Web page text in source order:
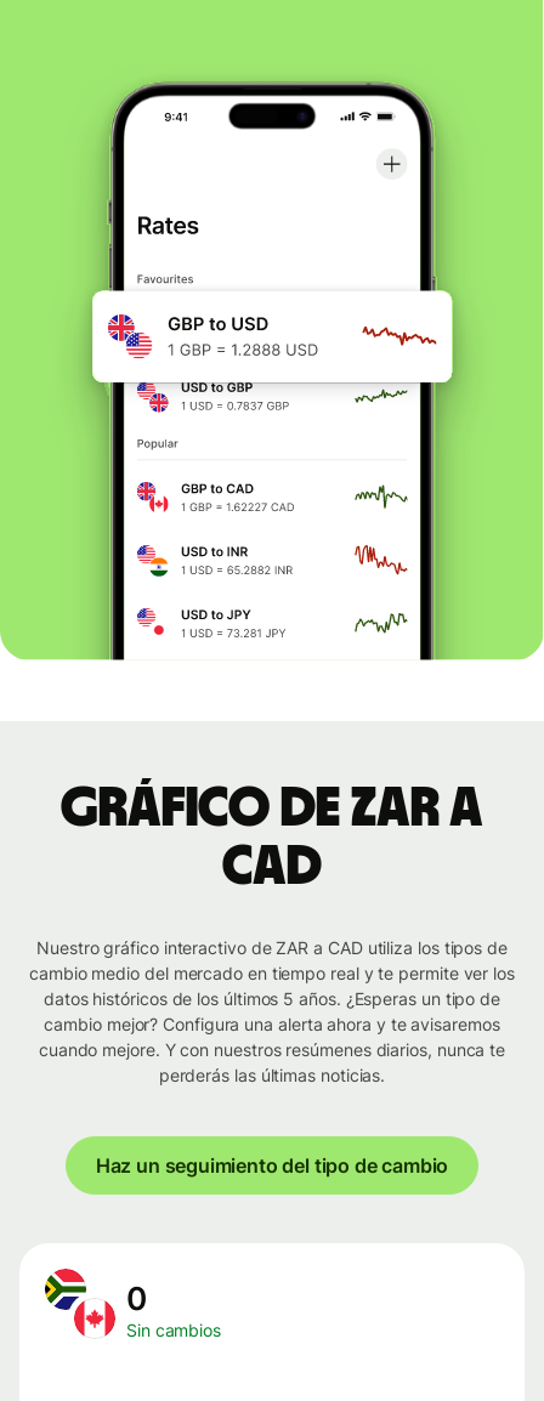
Gráfico de ZAR a
CAD
Nuestro gráfico interactivo de ZAR a CAD utiliza los tipos de
cambio medio del mercado en tiempo real y te permite ver los
datos históricos de los últimos 5 años. ¿Esperas un tipo de
cambio mejor? Configura una alerta ahora y te avisaremos
cuando mejore. Y con nuestros resúmenes diarios, nunca te
perderás las últimas noticias.
Haz un seguimiento del tipo de cambio
0
Sin cambios